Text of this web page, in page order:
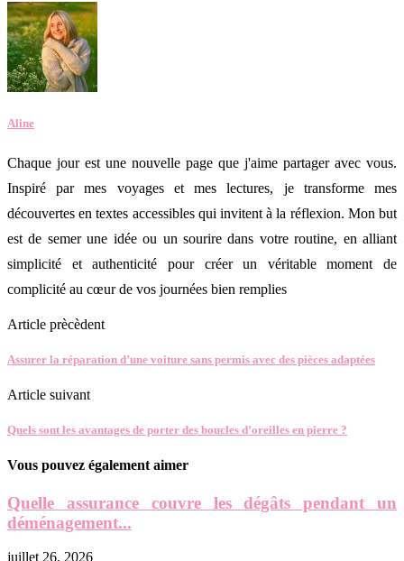
Aline
Chaque jour est une nouvelle page que j'aime partager avec vous.
Inspiré par mes voyages et mes lectures, je transforme mes
découvertes en textes accessibles qui invitent à la réflexion. Mon but
est de semer une idée ou un sourire dans votre routine, en alliant
simplicité et authenticité pour créer un véritable moment de
complicité au cœur de vos journées bien remplies
Article prècèdent
Assurer la réparation d’une voiture sans permis avec des pièces adaptées
Article suivant
Quels sont les avantages de porter des boucles d’oreilles en pierre ?
Vous pouvez également aimer
Quelle assurance couvre les dégâts pendant un
déménagement...
juillet 26, 2026